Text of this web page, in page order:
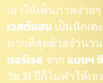
เอาให้เห็นภาพง่า
เวสต์แฮม เป็นนักเ
มากที่สุดด้วยจำนวน
ตอร์เรส จากแมนฯ
วัย 31 ปีก็ไม่ทำให้เ